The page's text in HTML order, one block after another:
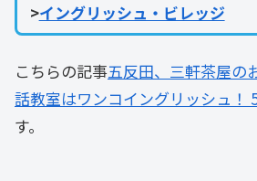
>イングリッシュ・ビレッジ
こちらの記事五反田、三軒茶屋の
話教室はワンコイングリッシュ！
す。